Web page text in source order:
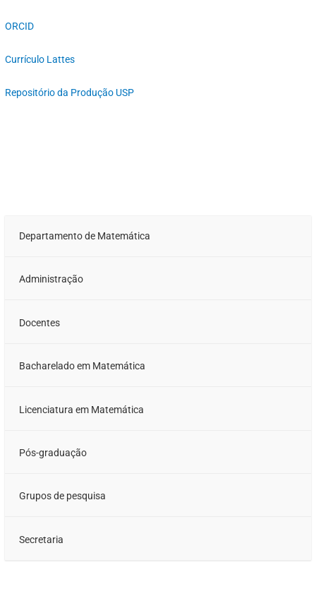
Departamento de Matemática
Administração
Docentes
Bacharelado em Matemática
Licenciatura em Matemática
Pós-graduação
Grupos de pesquisa
Secretaria
ORCID
Currículo Lattes
Repositório da Produção USP